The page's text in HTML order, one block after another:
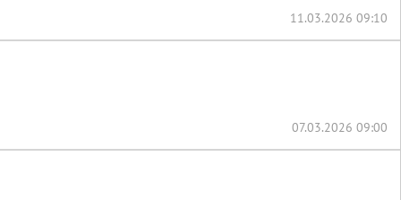
11.03.2026 09:10
07.03.2026 09:00